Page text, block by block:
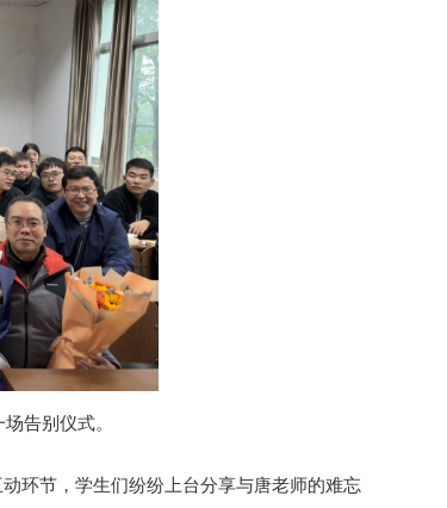
告别仪式。
环节，学生们纷纷上台分享与唐老师的难忘